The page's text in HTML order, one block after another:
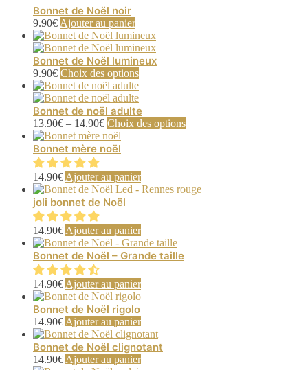
Bonnet de Noël noir
9.90€ Ajouter au panier
Bonnet de Noël lumineux
9.90€ Choix des optionsCe
produit
a
plusieurs
variations.
être
choisies
sur
du
produit
Bonnet de noël adulte
13.90€ – 14.90€ Choix des optionsCe
Les
options
Bonnet mère noël
14.90€ Ajouter au panier
joli bonnet de Noël
14.90€ Ajouter au panier
Bonnet de Noël – Grande taille
14.90€ Ajouter au panier
Bonnet de Noël rigolo
14.90€ Ajouter au panier
Bonnet de Noël clignotant
14.90€ Ajouter au panier